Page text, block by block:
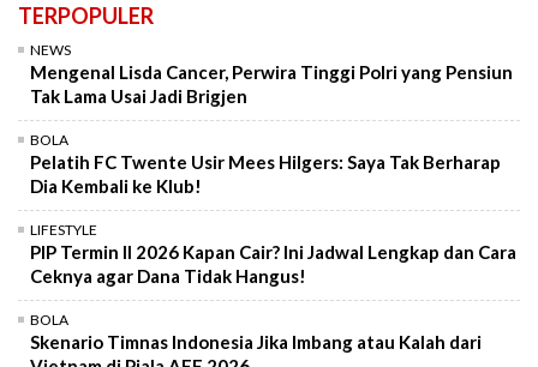
TERPOPULER
NEWS
Mengenal Lisda Cancer, Perwira Tinggi Polri yang Pensiun
Tak Lama Usai Jadi Brigjen
BOLA
Pelatih FC Twente Usir Mees Hilgers: Saya Tak Berharap
Dia Kembali ke Klub!
LIFESTYLE
PIP Termin II 2026 Kapan Cair? Ini Jadwal Lengkap dan Cara
Ceknya agar Dana Tidak Hangus!
BOLA
Skenario Timnas Indonesia Jika Imbang atau Kalah dari